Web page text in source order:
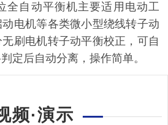
全自动平衡机主要适用电动工
电机等各类微小型绕线转子动
刷电机转子动平衡校正，可自
定后自动分离，操作简单。
频·演示